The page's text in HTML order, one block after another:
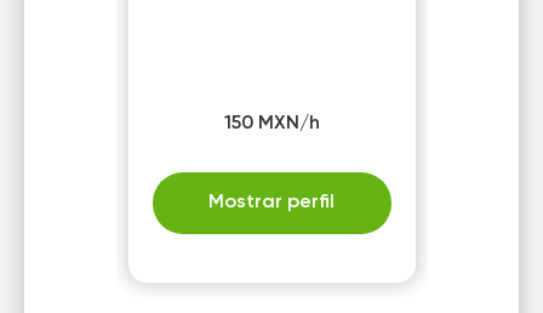
150 MXN/h
Mostrar perfil